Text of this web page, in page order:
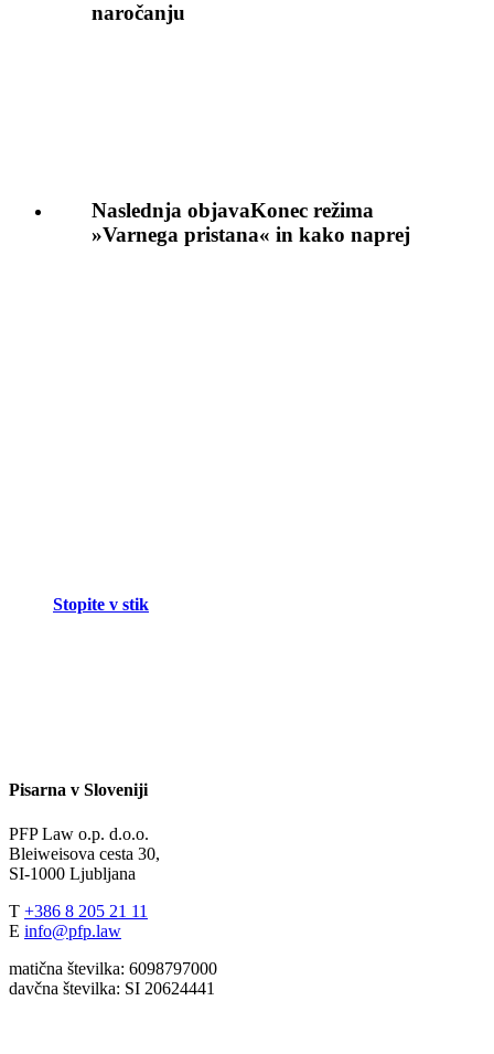
naročanju
Naslednja objavaKonec režima
»Varnega pristana« in kako naprej
Stopite v stik
Pisarna v Sloveniji
PFP Law o.p. d.o.o.
Bleiweisova cesta 30,
SI-1000 Ljubljana
T +386 8 205 21 11
E info@pfp.law
matična številka: 6098797000
davčna številka: SI 20624441